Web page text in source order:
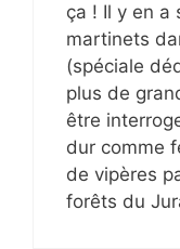
ça ! Il y en a
martinets
(spéciale
plus de
être
dur comme
de vipères
forêts du